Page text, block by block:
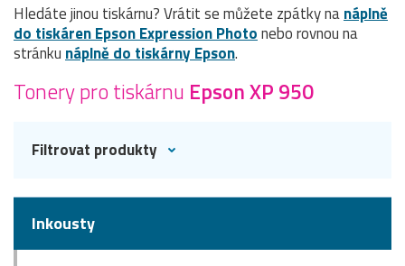
Hledáte jinou tiskárnu? Vrátit se můžete zpátky nanáplně
do tiskáren Epson Expression Photonebo rovnou na
stránku náplně do tiskárny Epson.
Tonery pro tiskárnu Epson XP 950
Filtrovat produkty
Inkousty